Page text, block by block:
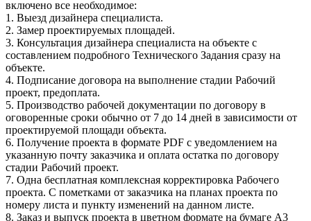
включено все необходимое:
1. Выезд дизайнера специалиста.
2. Замер проектируемых площадей.
3. Консультация дизайнера специалиста на объекте с
составлением подробного Технического Задания сразу на
объекте.
4. Подписание договора на выполнение стадии Рабочий
проект, предоплата.
5. Производство рабочей документации по договору в
оговоренные сроки обычно от 7 до 14 дней в зависимости от
проектируемой площади объекта.
6. Получение проекта в формате PDF с уведомлением на
указанную почту заказчика и оплата остатка по договору
стадии Рабочий проект.
7. Одна бесплатная комплексная корректировка Рабочего
проекта. С пометками от заказчика на планах проекта по
номеру листа и пункту изменений на данном листе.
8. Заказ и выпуск проекта в цветном формате на бумаге А3